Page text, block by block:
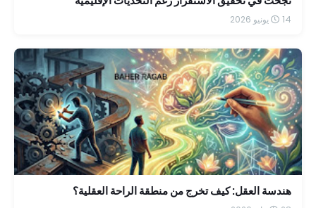
14 يونيو 2026
هندسة العقل: كيف تخرج من منطقة الراحة العقلية؟